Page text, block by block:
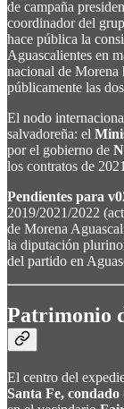
de campaña
coordinador del
hace pública la
Aguascalientes en
nacional de Morena
públicamente las
El nodo
salvadoreña: el
por el gobierno de
los contratos de
Pendientes para
2019/2021/2022
de Morena
la diputación
del partido en
Patrimonio
El centro del
Santa Fe,